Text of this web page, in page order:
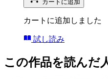
カートに追加
カートに追加しました
試し読み
この作品を読んだ